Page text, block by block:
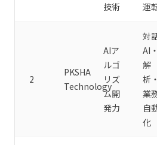
技術
運
2
PKSHA
Technology
AIア
ルゴ
リズ
ム開
発力
対
AI・
解
析・
業
自
化